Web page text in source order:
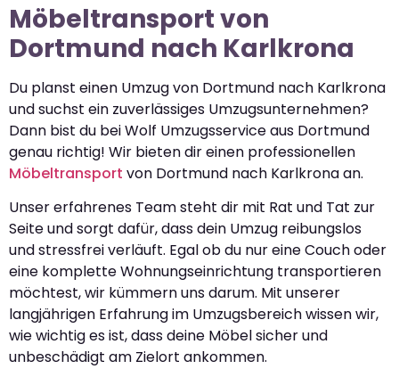
Möbeltransport von
Dortmund nach Karlkrona
Du planst einen Umzug von Dortmund nach Karlkrona
und suchst ein zuverlässiges Umzugsunternehmen?
Dann bist du bei Wolf Umzugsservice aus Dortmund
genau richtig! Wir bieten dir einen professionellen
Möbeltransport von Dortmund nach Karlkrona an.
Unser erfahrenes Team steht dir mit Rat und Tat zur
Seite und sorgt dafür, dass dein Umzug reibungslos
und stressfrei verläuft. Egal ob du nur eine Couch oder
eine komplette Wohnungseinrichtung transportieren
möchtest, wir kümmern uns darum. Mit unserer
langjährigen Erfahrung im Umzugsbereich wissen wir,
wie wichtig es ist, dass deine Möbel sicher und
unbeschädigt am Zielort ankommen.